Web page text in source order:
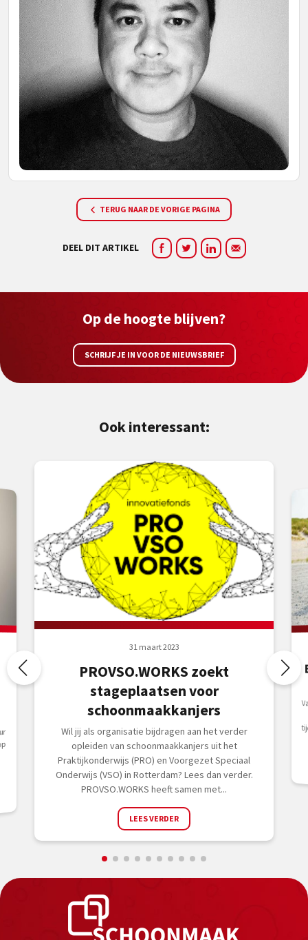
TERUG NAAR DE VORIGE PAGINA
DEEL DIT ARTIKEL
Op de hoogte blijven?
SCHRIJF JE IN VOOR DE NIEUWSBRIEF
Ook interessant:
31 maart 2023
PROVSO.WORKS zoekt
stageplaatsen voor
schoonmaakkanjers
Wil jij als organisatie bijdragen aan het verder
opleiden van schoonmaakkanjers uit het
Praktijkonderwijs (PRO) en Voorgezet Speciaal
Onderwijs (VSO) in Rotterdam? Lees dan verder.
PROVSO.WORKS heeft samen met...
LEES VERDER